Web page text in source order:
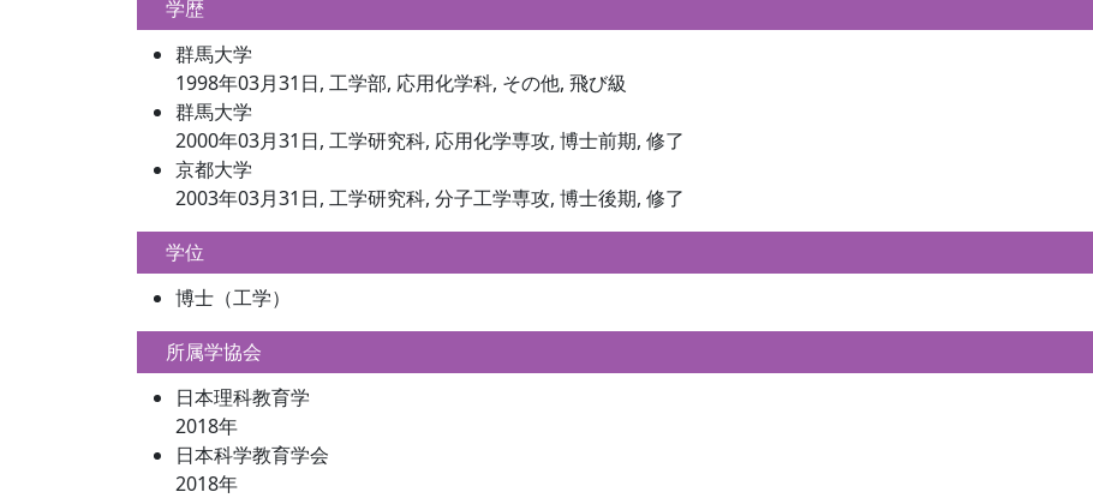
学歴
群馬大学
1998年03月31日, 工学部, 応用化学科, その他, 飛び級
群馬大学
2000年03月31日, 工学研究科, 応用化学専攻, 博士前期, 修了
京都大学
2003年03月31日, 工学研究科, 分子工学専攻, 博士後期, 修了
学位
博士（工学）
所属学協会
日本理科教育学
2018年
日本科学教育学会
2018年